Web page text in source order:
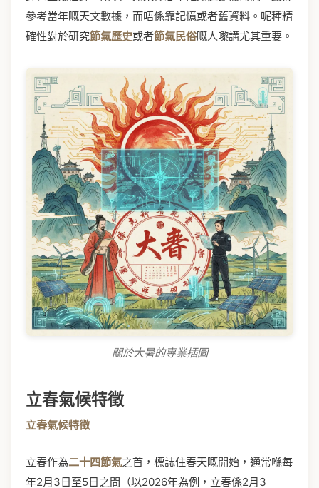
參考當年嘅天文數據，而唔係靠記憶或者舊資料。呢種精
確性對於研究節氣歷史或者節氣民俗嘅人嚟講尤其重要。
關於大暑的專業插圖
立春氣候特徵
立春氣候特徵
立春作為二十四節氣之首，標誌住春天嘅開始，通常喺每
年2月3日至5日之間（以2026年為例，立春係2月3